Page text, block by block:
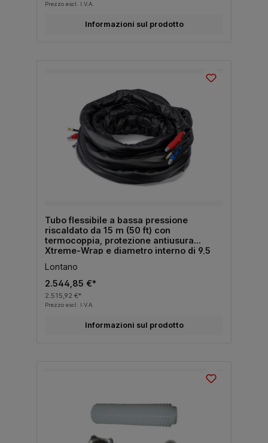
Prezzo escl. I.V.A.
Informazioni sul prodotto
Tubo flessibile a bassa pressione
riscaldato da 15 m (50 ft) con
termocoppia, protezione antiusura
Xtreme-Wrap e diametro interno di 9,5
Lontano
2.544,85 €*
2.515,92 €*
Prezzo escl. I.V.A.
Informazioni sul prodotto